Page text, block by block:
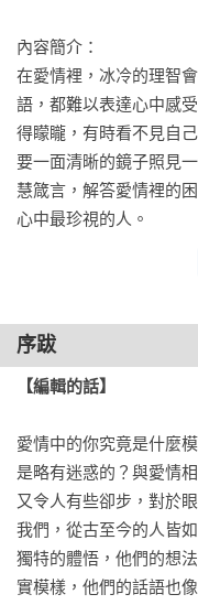
內容簡介：
在愛情裡，冰冷的理智
語，都難以表達心中感
得矇矓，有時看不見自
要一面清晰的鏡子照見
慧箴言，解答愛情裡的
心中最珍視的人。
序跋
【編輯的話】
愛情中的你究竟是什麼
是略有迷惑的？與愛情
又令人有些卻步，對於
我們，從古至今的人皆
獨特的體悟，他們的想
實模樣，他們的話語也